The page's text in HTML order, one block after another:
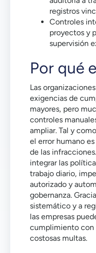
registros
Controles
proyectos y
supervisión
Por qué
Las
exigencias de
mayores, pero
controles
ampliar. Tal y
el error humano
de las
integrar las
trabajo diario,
autorizado y
gobernanza.
sistemático y a
las empresas
cumplimiento con
costosas multas.